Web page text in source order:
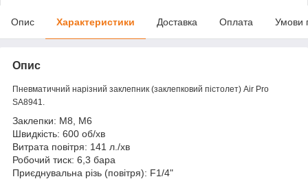
Опис Характеристики Доставка Оплата Умови
Опис
Пневматичний нарізний заклепник (заклепковий пістолет) Air Pro
SA8941.
Заклепки: М8, М6
Швидкість: 600 об/хв
Витрата повітря: 141 л./хв
Робочий тиск: 6,3 бара
Приєднувальна різь (повітря): F1/4"